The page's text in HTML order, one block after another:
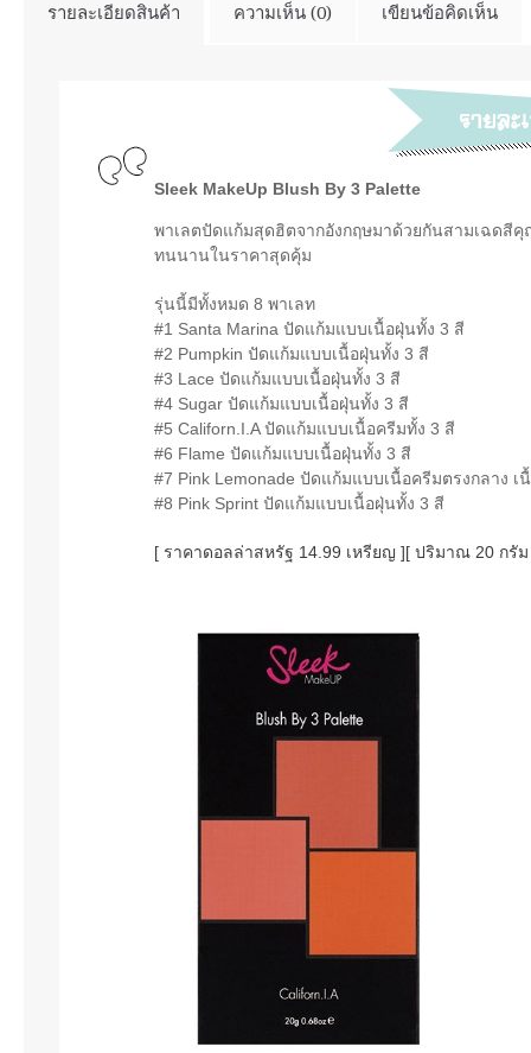
รายละเอียดสินค้า ความเห็น (0) เขียนข้อคิดเห็น
Sleek MakeUp Blush By 3 Palette
พาเลตปัดแก้มสุดฮิตจากอังกฤษมาด้วยกันสามเฉดสี
ทนนานในราคาสุดคุ้ม
รุ่นนี้มีทั้งหมด 8 พาเลท
#1 Santa Marina ปัดแก้มแบบเนื้อฝุ่นทั้ง 3 สี
#2 Pumpkin ปัดแก้มแบบเนื้อฝุ่นทั้ง 3 สี
#3 Lace ปัดแก้มแบบเนื้อฝุ่นทั้ง 3 สี
#4 Sugar ปัดแก้มแบบเนื้อฝุ่นทั้ง 3 สี
#5 Californ.I.A ปัดแก้มแบบเนื้อครีมทั้ง 3 สี
#6 Flame ปัดแก้มแบบเนื้อฝุ่นทั้ง 3 สี
#7 Pink Lemonade ปัดแก้มแบบเนื้อครีมตรงกลาง
#8 Pink Sprint ปัดแก้มแบบเนื้อฝุ่นทั้ง 3 สี
[ ราคาดอลล่าสหรัฐ 14.99 เหรียญ ][ ปริมาณ 20 กรั